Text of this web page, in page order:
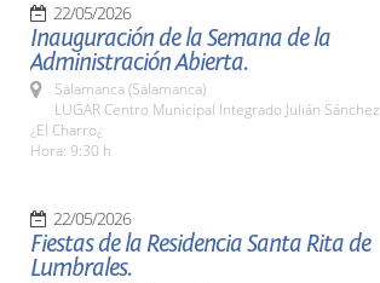
22/05/2026
Inauguración de la Semana de la
Administración Abierta.
Salamanca (Salamanca)
LUGAR Centro Municipal Integrado Julián Sánchez
¿El Charro¿
Hora: 9:30 h
22/05/2026
Fiestas de la Residencia Santa Rita de
Lumbrales.